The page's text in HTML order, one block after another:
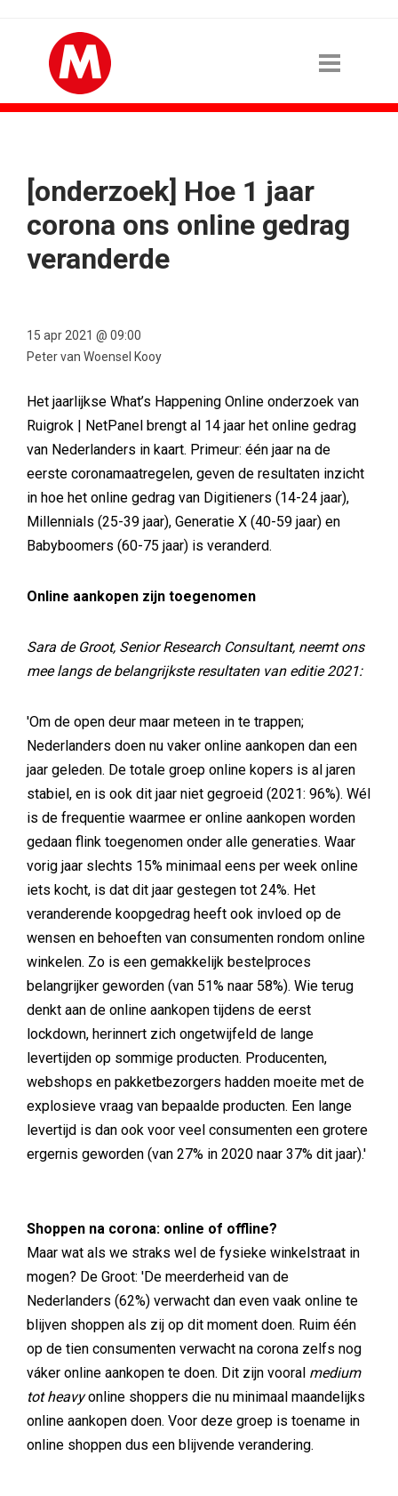
[onderzoek] Hoe 1 jaar
corona ons online gedrag
veranderde
15 apr 2021 @ 09:00
Peter van Woensel Kooy
Het jaarlijkse What’s Happening Online onderzoek van
Ruigrok | NetPanel brengt al 14 jaar het online gedrag
van Nederlanders in kaart. Primeur: één jaar na de
eerste coronamaatregelen, geven de resultaten inzicht
in hoe het online gedrag van Digitieners (14-24 jaar),
Millennials (25-39 jaar), Generatie X (40-59 jaar) en
Babyboomers (60-75 jaar) is veranderd.
Online aankopen zijn toegenomen
Sara de Groot, Senior Research Consultant, neemt ons
mee langs de belangrijkste resultaten van editie 2021:
'Om de open deur maar meteen in te trappen;
Nederlanders doen nu vaker online aankopen dan een
jaar geleden. De totale groep online kopers is al jaren
stabiel, en is ook dit jaar niet gegroeid (2021: 96%). Wél
is de frequentie waarmee er online aankopen worden
gedaan flink toegenomen onder alle generaties. Waar
vorig jaar slechts 15% minimaal eens per week online
iets kocht, is dat dit jaar gestegen tot 24%. Het
veranderende koopgedrag heeft ook invloed op de
wensen en behoeften van consumenten rondom online
winkelen. Zo is een gemakkelijk bestelproces
belangrijker geworden (van 51% naar 58%). Wie terug
denkt aan de online aankopen tijdens de eerst
lockdown, herinnert zich ongetwijfeld de lange
levertijden op sommige producten. Producenten,
webshops en pakketbezorgers hadden moeite met de
explosieve vraag van bepaalde producten. Een lange
levertijd is dan ook voor veel consumenten een grotere
ergernis geworden (van 27% in 2020 naar 37% dit jaar).'
Shoppen na corona: online of offline?
Maar wat als we straks wel de fysieke winkelstraat in
mogen? De Groot: 'De meerderheid van de
Nederlanders (62%) verwacht dan even vaak online te
blijven shoppen als zij op dit moment doen. Ruim één
op de tien consumenten verwacht na corona zelfs nog
váker online aankopen te doen. Dit zijn vooral medium
tot heavyonline shoppers die nu minimaal maandelijks
online aankopen doen. Voor deze groep is toename in
online shoppen dus een blijvende verandering.